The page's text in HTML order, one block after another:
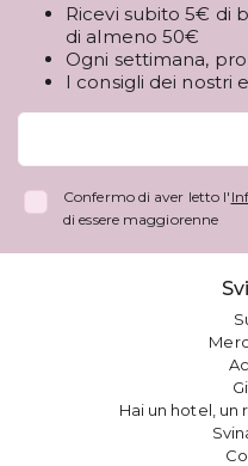
Ricevi subito 5€ di
di almeno 50€
Ogni settimana,
I consigli dei nostri
Confermo di aver letto l'
di essere maggiorenne
Hai un hotel, un